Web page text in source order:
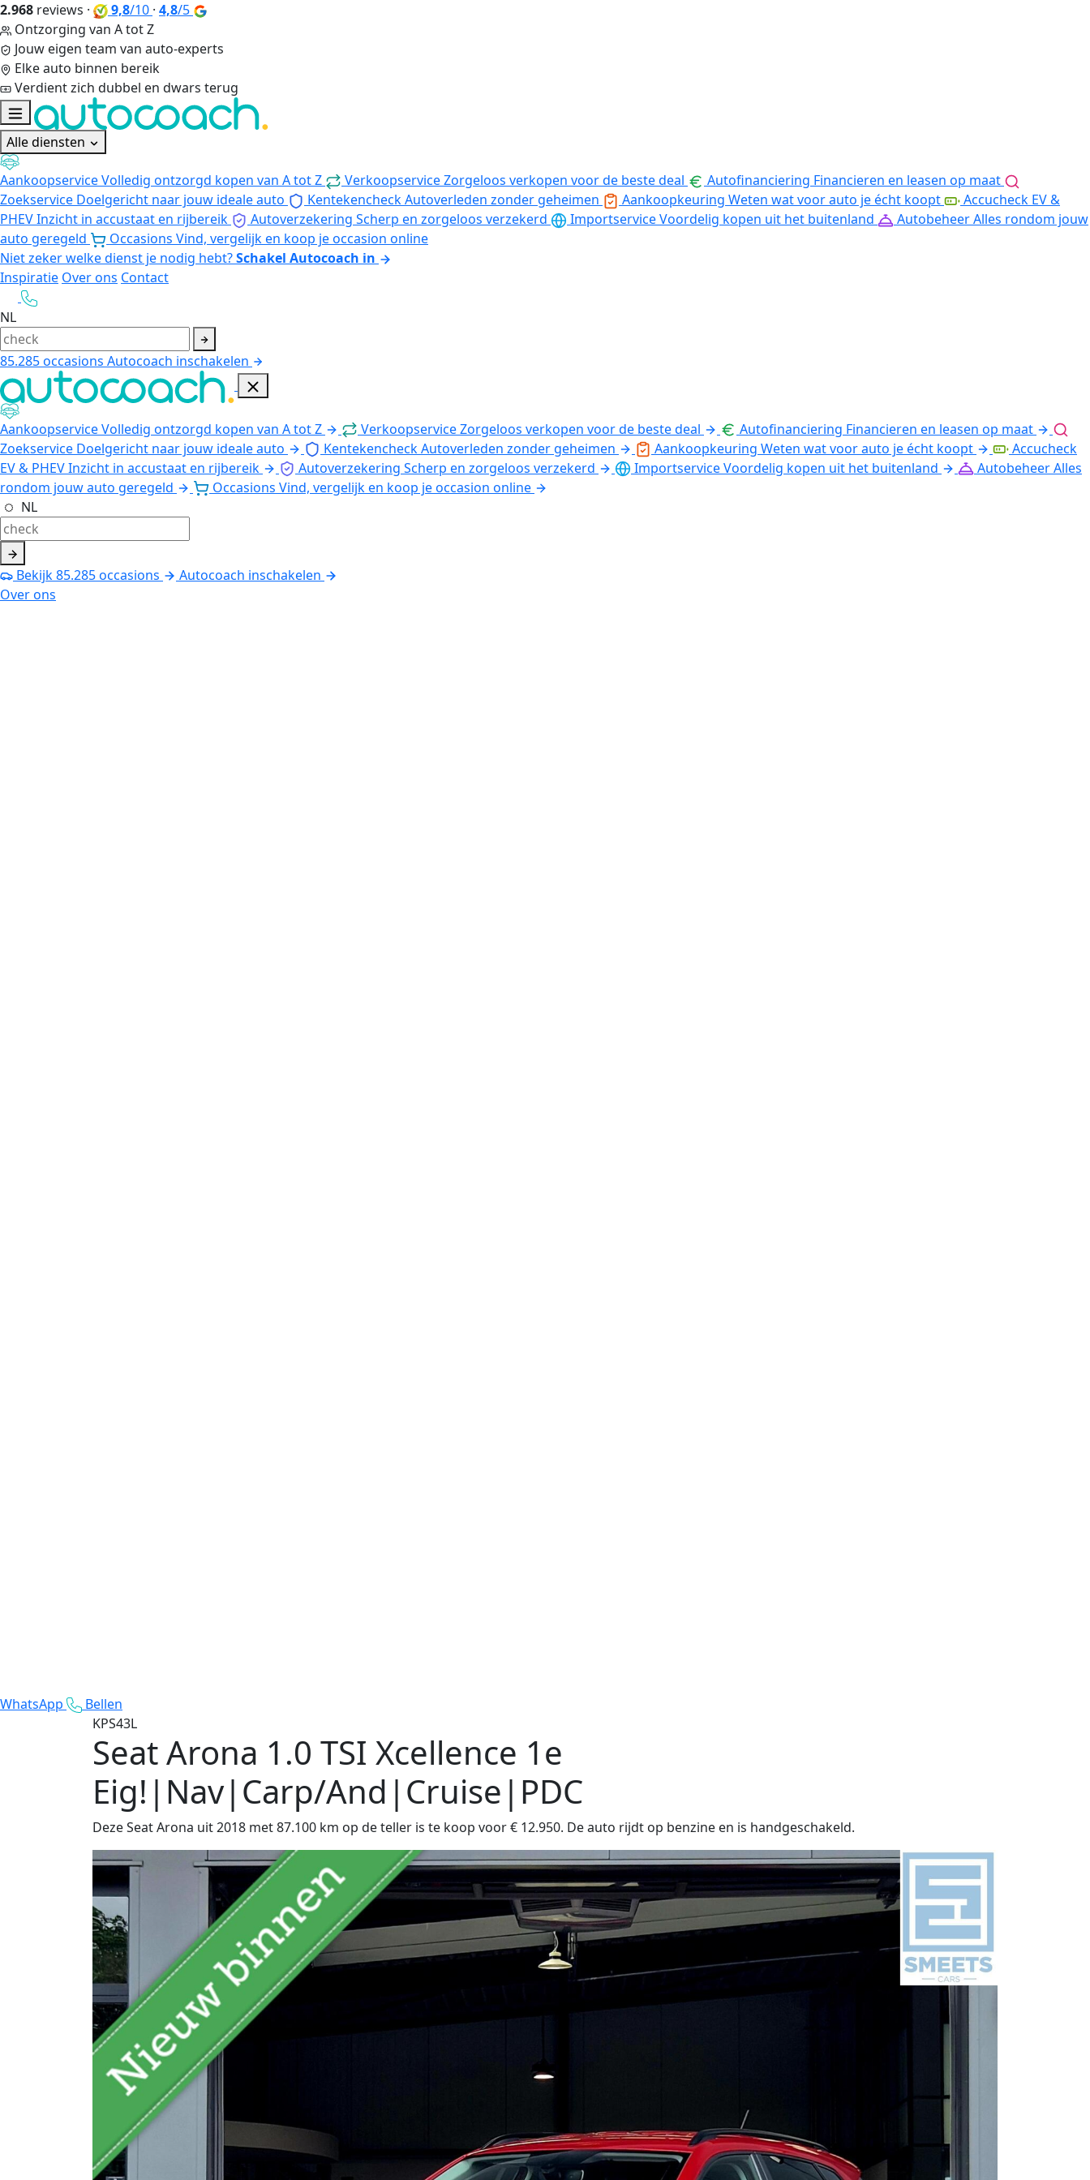
2.968 reviews · 9,8/10 · 4,8/5
Ontzorging van A tot Z
Jouw eigen team van auto-experts
Elke auto binnen bereik
Verdient zich dubbel en dwars terug
Alle diensten
AankoopserviceVolledig ontzorgd kopen van A tot Z VerkoopserviceZorgeloos verkopen voor de beste deal Autofinanciering Financieren en leasen op maat
Zoekservice Doelgericht naar jouw ideale auto KentekencheckAutoverleden zonder geheimen Aankoopkeuring Weten wat voor auto je écht koopt
Accucheck EV &
PHEVInzicht in accustaat en rijbereik Autoverzekering Scherp en zorgeloos verzekerd ImportserviceVoordelig kopen uit het buitenland AutobeheerAlles rondom jouw
auto geregeld
Occasions Vind, vergelijk en koop je occasion online
Niet zeker welke dienst je nodig hebt?Schakel Autocoach in
Inspiratie Over ons Contact
NL
85.285occasions Autocoach inschakelen
AankoopserviceVolledig ontzorgd kopen van A tot Z VerkoopserviceZorgeloos verkopen voor de beste deal Autofinanciering Financieren en leasen op maat
Zoekservice Doelgericht naar jouw ideale auto KentekencheckAutoverleden zonder geheimen Aankoopkeuring Weten wat voor auto je écht koopt
Accucheck
EV & PHEVInzicht in accustaat en rijbereik Autoverzekering Scherp en zorgeloos verzekerd ImportserviceVoordelig kopen uit het buitenland AutobeheerAlles
rondom jouw auto geregeld
Occasions Vind, vergelijk en koop je occasion online
NL
Bekijk85.285occasions
Autocoach inschakelen
Over ons
WhatsApp
Bellen
KPS43L
Seat Arona 1.0 TSI Xcellence 1e
Eig!|Nav|Carp/And|Cruise|PDC
Deze Seat Arona uit 2018 met 87.100 km op de teller is te koop voor € 12.950. De auto rijdt op benzine en is handgeschakeld.